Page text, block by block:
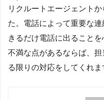
リクルートエージェント
た。電話によって重要な
きるだけ電話に出ること
不満な点があるならば、
る限りの対応をしてくれま